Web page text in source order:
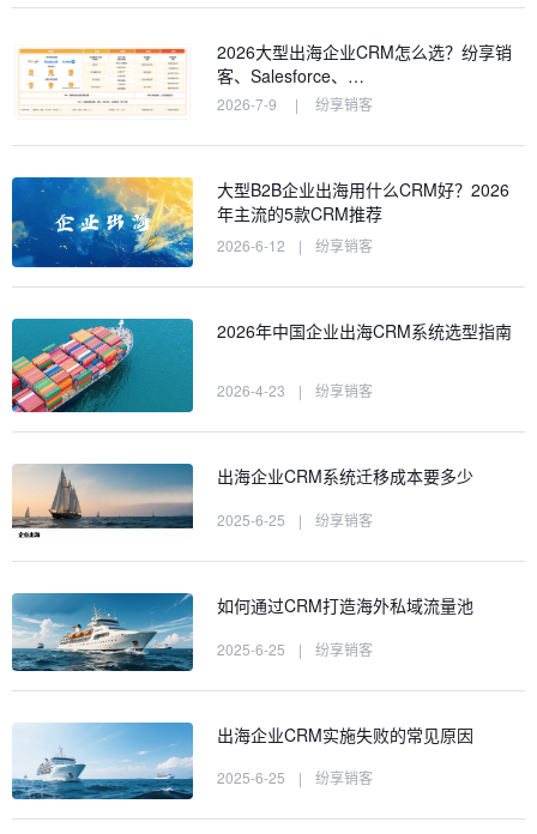
2026大型出海企业CRM怎么选？纷享销
客、Salesforce、…
2026-7-9 | 纷享销客
大型B2B企业出海用什么CRM好？2026
年主流的5款CRM推荐
2026-6-12 | 纷享销客
2026年中国企业出海CRM系统选型指南
2026-4-23 | 纷享销客
出海企业CRM系统迁移成本要多少
2025-6-25 | 纷享销客
如何通过CRM打造海外私域流量池
2025-6-25 | 纷享销客
出海企业CRM实施失败的常见原因
2025-6-25 | 纷享销客